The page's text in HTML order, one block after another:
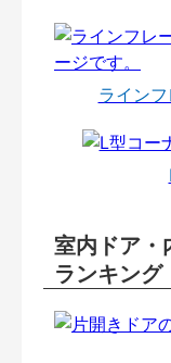
ライン
室内ドア・
ランキング